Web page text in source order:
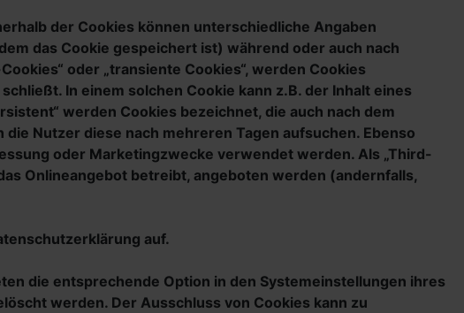
der Cookies können unterschiedliche Angaben
das Cookie gespeichert ist) während oder auch nach
oder „transiente Cookies“, werden Cookies
In einem solchen Cookie kann z.B. der Inhalt eines
werden Cookies bezeichnet, die auch nach dem
Nutzer diese nach mehreren Tagen aufsuchen. Ebenso
oder Marketingzwecke verwendet werden. Als „Third-
Onlineangebot betreibt, angeboten werden (andernfalls,
auf.
die entsprechende Option in den Systemeinstellungen ihres
werden. Der Ausschluss von Cookies kann zu